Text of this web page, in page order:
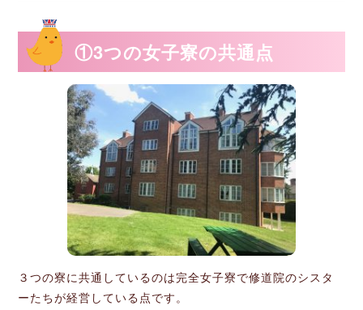
①3つの女子寮の共通点
３つの寮に共通しているのは完全女子寮で修道院のシスタ
ーたちが経営している点です。